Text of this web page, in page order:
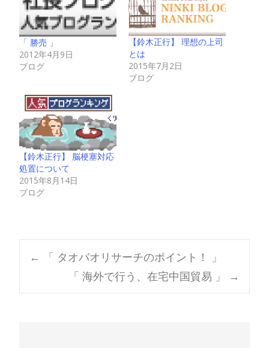
「 勝売 」
2012年4月9日
ブログ
【鈴木正行】 理想の上司
とは
2015年7月2日
ブログ
【鈴木正行】 脳梗塞対応
処置について
2015年8月14日
ブログ
Post
navigation
←
「 タオバオリサーチのポイント！ 」
「 海外で行う、在宅中国貿易 」
→